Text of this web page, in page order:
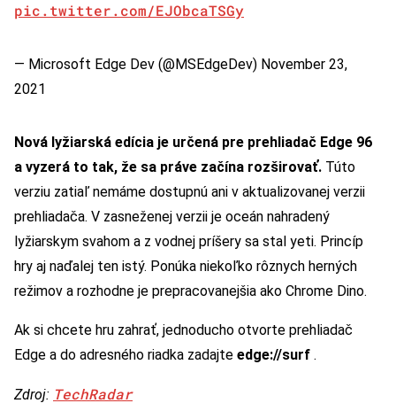
pic.twitter.com/EJObcaTSGy
— Microsoft Edge Dev (@MSEdgeDev) November 23,
2021
Nová lyžiarská edícia je určená pre prehliadač Edge 96
a vyzerá to tak, že sa práve začína rozširovať. Túto
verziu zatiaľ nemáme dostupnú ani v aktualizovanej verzii
prehliadača. V zasneženej verzii je oceán nahradený
lyžiarskym svahom a z vodnej príšery sa stal yeti. Princíp
hry aj naďalej ten istý. Ponúka niekoľko rôznych herných
režimov a rozhodne je prepracovanejšia ako Chrome Dino.
Ak si chcete hru zahrať, jednoducho otvorte prehliadač
Edge a do adresného riadka zadajte edge://surf .
Zdroj: TechRadar